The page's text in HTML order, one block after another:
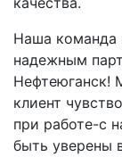
Наша команда
надежным
Нефтеюганск!
клиент
при работе-с
быть уверены